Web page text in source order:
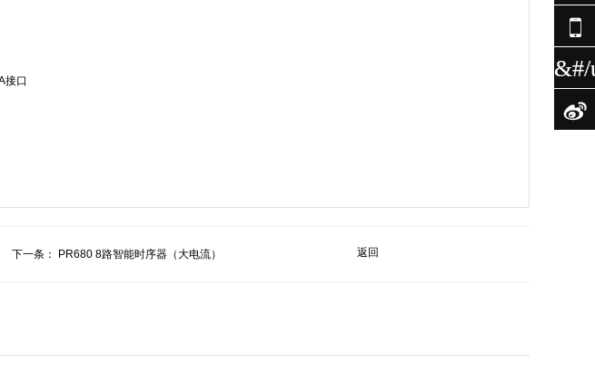
接口
下一条： PR680 8路智能时序器（大电流） 返回

&#/
